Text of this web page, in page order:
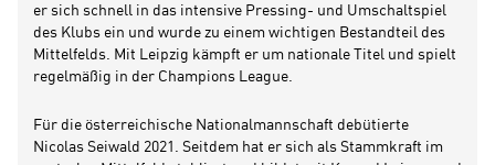
er sich schnell in das intensive Pressing- und Umschaltspiel
des Klubs ein und wurde zu einem wichtigen Bestandteil des
Mittelfelds. Mit Leipzig kämpft er um nationale Titel und spielt
regelmäßig in der Champions League.
Für die österreichische Nationalmannschaft debütierte
Nicolas Seiwald 2021. Seitdem hat er sich als Stammkraft im